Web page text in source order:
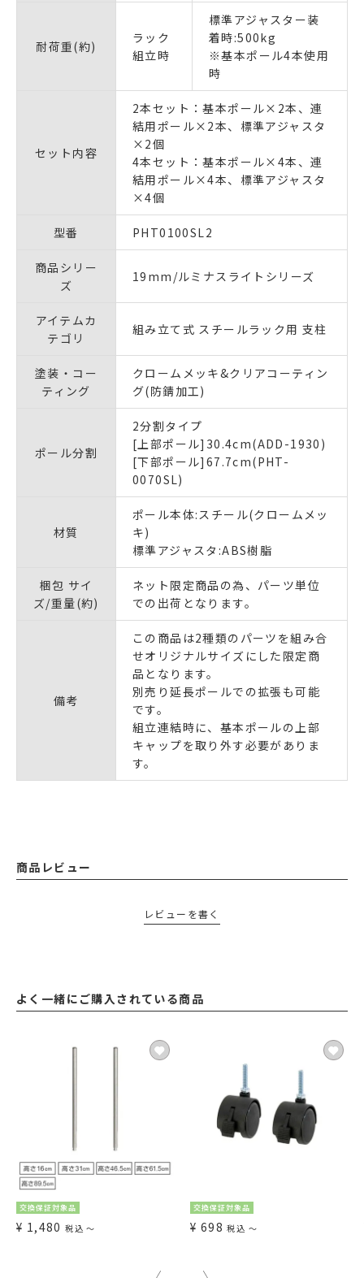
耐荷重(約)
ラック
組立時
標準アジャスター装
着時:500kg
※基本ポール4本使用
時
セット内容
2本セット：基本ポール×2本、連
結用ポール×2本、標準アジャスタ
×2個
4本セット：基本ポール×4本、連
結用ポール×4本、標準アジャスタ
×4個
型番 PHT0100SL2
商品シリー
ズ
19mm/ルミナスライトシリーズ
アイテムカ
テゴリ
組み立て式 スチールラック用 支柱
塗装・コー
ティング
クロームメッキ&クリアコーティン
グ(防錆加工)
ポール分割
2分割タイプ
[上部ポール]30.4cm(ADD-1930)
[下部ポール]67.7cm(PHT-
0070SL)
材質
ポール本体:スチール(クロームメッ
キ)
標準アジャスタ:ABS樹脂
梱包 サイ
ズ/重量(約)
ネット限定商品の為、パーツ単位
での出荷となります。
備考
この商品は2種類のパーツを組み合
せオリジナルサイズにした限定商
品となります。
別売り延長ポールでの拡張も可能
です。
組立連結時に、基本ポールの上部
キャップを取り外す必要がありま
す。
商品レビュー
レビューを書く
よく一緒にご購入されている商品
交換保証対象品
¥ 1,480 税込 〜
交換保証対象品
¥ 698 税込 〜